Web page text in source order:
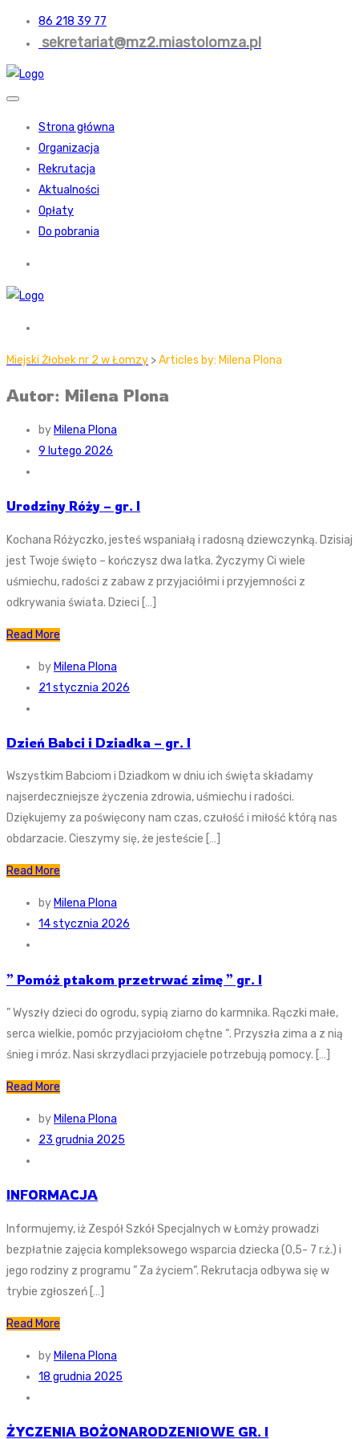
86 218 39 77
sekretariat@mz2.miastolomza.pl
Strona główna
Organizacja
Rekrutacja
Aktualności
Opłaty
Do pobrania
Miejski Żłobek nr 2 w Łomzy >Articles by: Milena Plona
Autor: Milena Plona
by Milena Plona
9 lutego 2026
Urodziny Róży – gr. I
Kochana Różyczko, jesteś wspaniałą i radosną dziewczynką. Dzisiaj
jest Twoje święto – kończysz dwa latka. Życzymy Ci wiele
uśmiechu, radości z zabaw z przyjaciółmi i przyjemności z
odkrywania świata. Dzieci […]
Read More
by Milena Plona
21 stycznia 2026
Dzień Babci i Dziadka – gr. I
Wszystkim Babciom i Dziadkom w dniu ich święta składamy
najserdeczniejsze życzenia zdrowia, uśmiechu i radości.
Dziękujemy za poświęcony nam czas, czułość i miłość którą nas
obdarzacie. Cieszymy się, że jesteście […]
Read More
by Milena Plona
14 stycznia 2026
” Pomóż ptakom przetrwać zimę ” gr. I
” Wyszły dzieci do ogrodu, sypią ziarno do karmnika. Rączki małe,
serca wielkie, pomóc przyjaciołom chętne “. Przyszła zima a z nią
śnieg i mróz. Nasi skrzydlaci przyjaciele potrzebują pomocy. […]
Read More
by Milena Plona
23 grudnia 2025
INFORMACJA
Informujemy, iż Zespół Szkół Specjalnych w Łomży prowadzi
bezpłatnie zajęcia kompleksowego wsparcia dziecka (0,5- 7 r.ż.) i
jego rodziny z programu ” Za życiem”. Rekrutacja odbywa się w
trybie zgłoszeń […]
Read More
by Milena Plona
18 grudnia 2025
ŻYCZENIA BOŻONARODZENIOWE GR. I